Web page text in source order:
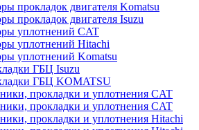
прокладок двигателя Komatsu
прокладок двигателя Isuzu
уплотнений CAT
уплотнений Hitachi
уплотнений Komatsu
ГБЦ Isuzu
ГБЦ KOMATSU
прокладки и уплотнения CAT
прокладки и уплотнения CAT
прокладки и уплотнения Hitachi